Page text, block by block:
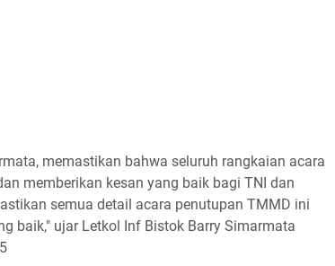
memastikan bahwa seluruh rangkaian acara
memberikan kesan yang baik bagi TNI dan
semua detail acara penutupan TMMD ini
baik," ujar Letkol Inf Bistok Barry Simarmata